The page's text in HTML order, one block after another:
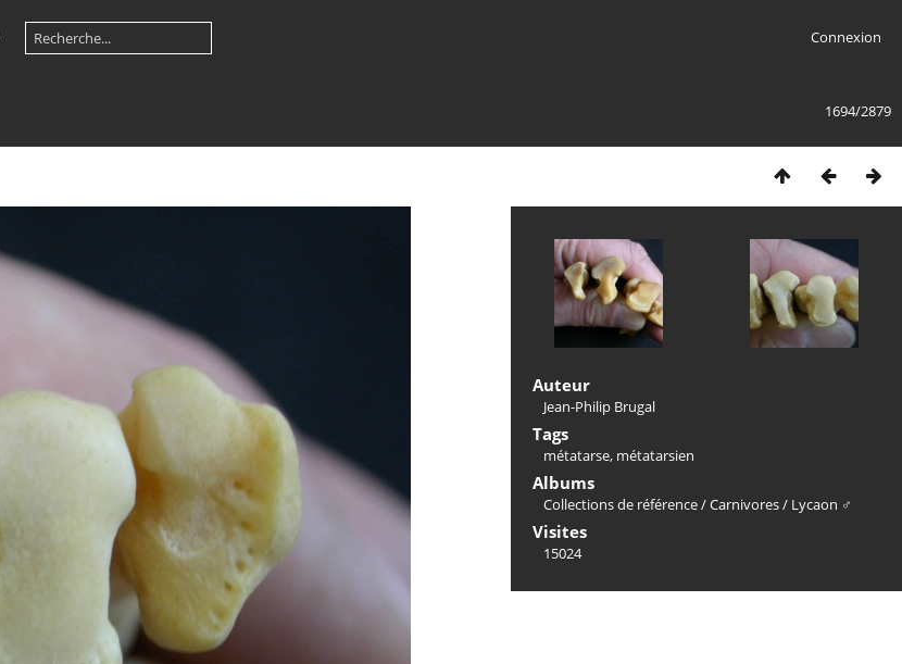
Connexion
1694/2879
Auteur
Jean-Philip Brugal
Tags
métatarse, métatarsien
Albums
Collections de référence/Carnivores/ Lycaon ♂
Visites
15024